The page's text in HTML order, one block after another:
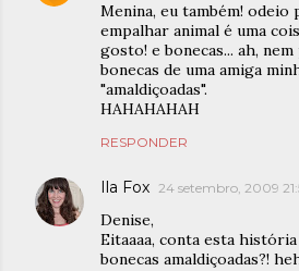
Menina, eu também! odeio
empalhar animal é uma
gosto! e bonecas... ah,
bonecas de uma amiga
"amaldiçoadas".
HAHAHAHAH
RESPONDER
Ila Fox 24 setembro, 2009
Denise,
Eitaaaa, conta esta
bonecas amaldiçoadas?!